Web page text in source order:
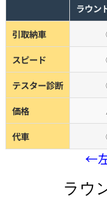
ラウン
引取納車
スピード
テスター診断
価格
代車
←
ラウ